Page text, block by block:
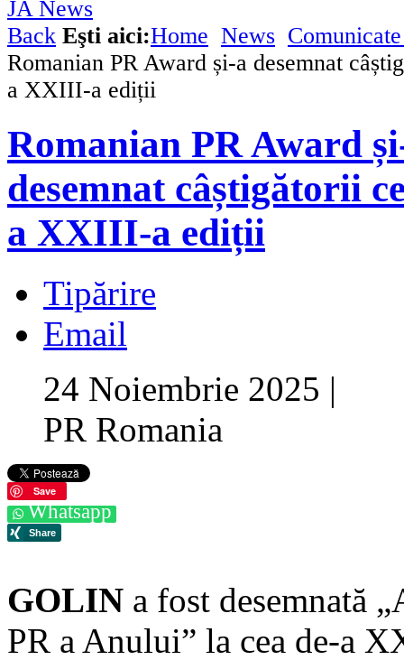
Back Eşti aici:Home News
Romanian PR Award și-a desemnat
a XXIII-a ediții
Romanian PR Award
desemnat câștigătorii
a XXIII-a ediții
Tipărire
Email
24 Noiembrie 2025 |
PR Romania
Save
Whatsapp
GOLIN a fost desemnată
PR a Anului” la cea de-a